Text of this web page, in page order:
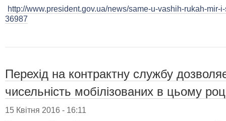
http://www.president.gov.ua/news/same-u-vashih-rukah-
36987
Перехід на контрактну службу
чисельність мобілізованих в цьому
15 Квітня 2016 - 16:11